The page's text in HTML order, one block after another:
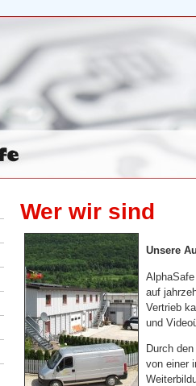
Wer wir sind
Unsere
auf
Vertrieb
und
Durch
von einer